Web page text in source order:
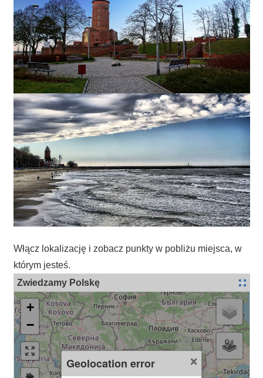
Włącz lokalizację i zobacz punkty w pobliżu miejsca, w
którym jesteś.
Zwiedzamy Polskę
+
−
×
Geolocation error